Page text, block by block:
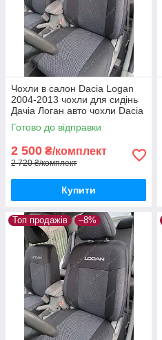
Чохли в салон Dacia Logan
2004-2013 чохли для сидінь
Дачіа Логан авто чохли Dacia
Logan
Готово до відправки
2 500 ₴/комплект
2 720 ₴/комплект
Купити
Топ продажів –8%